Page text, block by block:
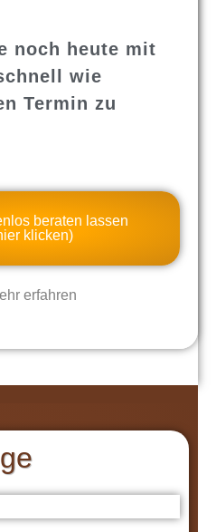
noch heute mit
wie
Termin zu
beraten lassen
klicken)
erfahren